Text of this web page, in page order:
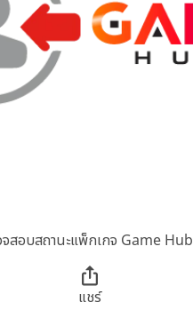
สอบสถานะแพ็กเกจ Game Hub
แชร์